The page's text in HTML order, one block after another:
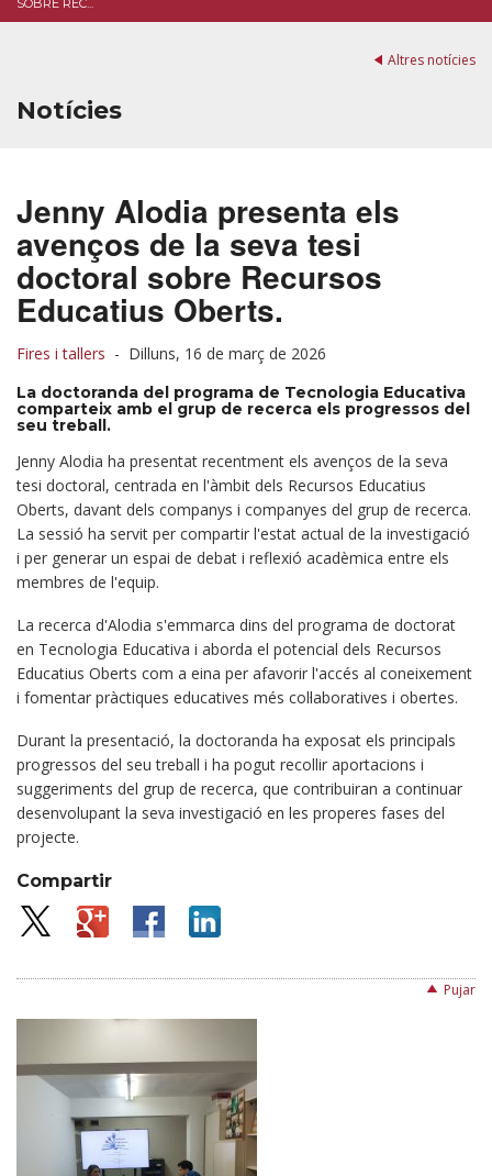
SOBRE REC...
Altres notícies
Notícies
Jenny Alodia presenta els
avenços de la seva tesi
doctoral sobre Recursos
Educatius Oberts.
Fires i tallers - Dilluns, 16 de març de 2026
La doctoranda del programa de Tecnologia Educativa
comparteix amb el grup de recerca els progressos del
seu treball.
Jenny Alodia ha presentat recentment els avenços de la seva
tesi doctoral, centrada en l'àmbit dels Recursos Educatius
Oberts, davant dels companys i companyes del grup de recerca.
La sessió ha servit per compartir l'estat actual de la investigació
i per generar un espai de debat i reflexió acadèmica entre els
membres de l'equip.
La recerca d'Alodia s'emmarca dins del programa de doctorat
en Tecnologia Educativa i aborda el potencial dels Recursos
Educatius Oberts com a eina per afavorir l'accés al coneixement
i fomentar pràctiques educatives més col·laboratives i obertes.
Durant la presentació, la doctoranda ha exposat els principals
progressos del seu treball i ha pogut recollir aportacions i
suggeriments del grup de recerca, que contribuiran a continuar
desenvolupant la seva investigació en les properes fases del
projecte.
Compartir
Pujar